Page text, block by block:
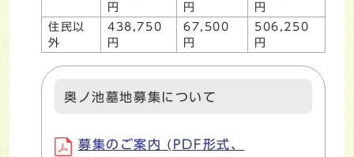
円
円
円
住民以
外
438,750
円
67,500
円
506,250
円
奥ノ池墓地募集について
募集のご案内 (PDF形式、